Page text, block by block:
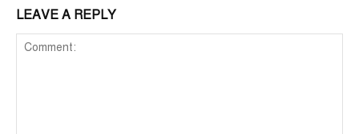
LEAVE A REPLY